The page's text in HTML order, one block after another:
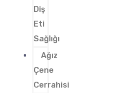
Diş
Eti
Sağlığı
Ağız
Çene
Cerrahisi